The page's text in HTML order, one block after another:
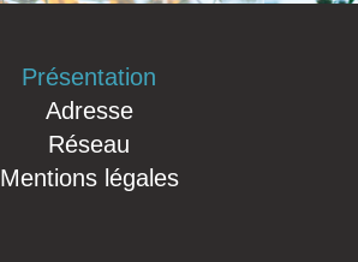
Présentation
Adresse
Réseau
Mentions légales